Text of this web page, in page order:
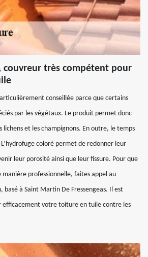
couvreur très compétent pour
conseillée parce que certains
par les végétaux. Le produit permet donc
lichens et les champignons. En outre, le temps
coloré permet de redonner leur
leur porosité ainsi que leur fissure. Pour que
manière professionnelle, faites appel au
basé à Saint Martin De Fressengeas. Il est
votre toiture en tuile contre les